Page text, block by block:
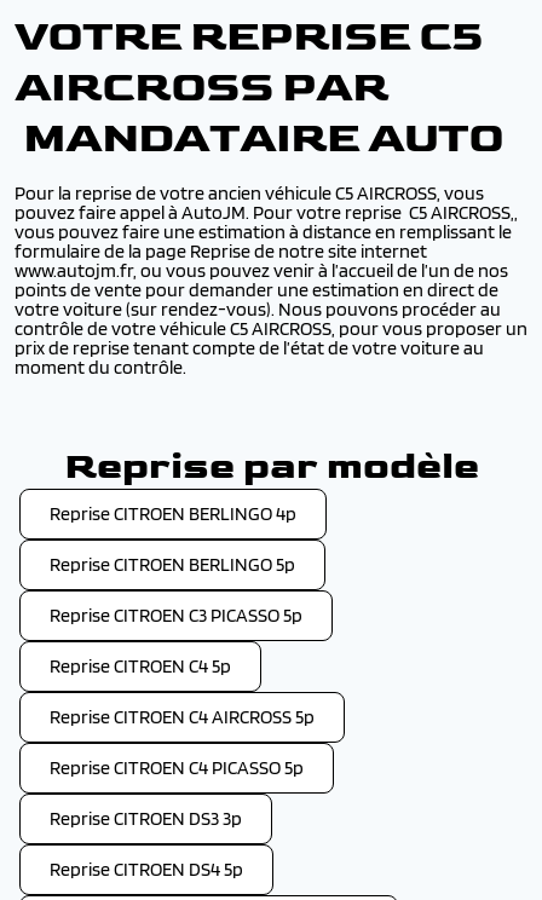
VOTRE REPRISE C5
AIRCROSS PAR
MANDATAIRE AUTO
Pour la reprise de votre ancien véhicule C5 AIRCROSS, vous
pouvez faire appel à AutoJM. Pour votre reprise C5 AIRCROSS,,
vous pouvez faire une estimation à distance en remplissant le
formulaire de la page Reprise de notre site internet
www.autojm.fr, ou vous pouvez venir à l’accueil de l’un de nos
points de vente pour demander une estimation en direct de
votre voiture (sur rendez-vous). Nous pouvons procéder au
contrôle de votre véhicule C5 AIRCROSS, pour vous proposer un
prix de reprise tenant compte de l’état de votre voiture au
moment du contrôle.
Reprise par modèle
Reprise CITROEN BERLINGO 4p
Reprise CITROEN BERLINGO 5p
Reprise CITROEN C3 PICASSO 5p
Reprise CITROEN C4 5p
Reprise CITROEN C4 AIRCROSS 5p
Reprise CITROEN C4 PICASSO 5p
Reprise CITROEN DS3 3p
Reprise CITROEN DS4 5p